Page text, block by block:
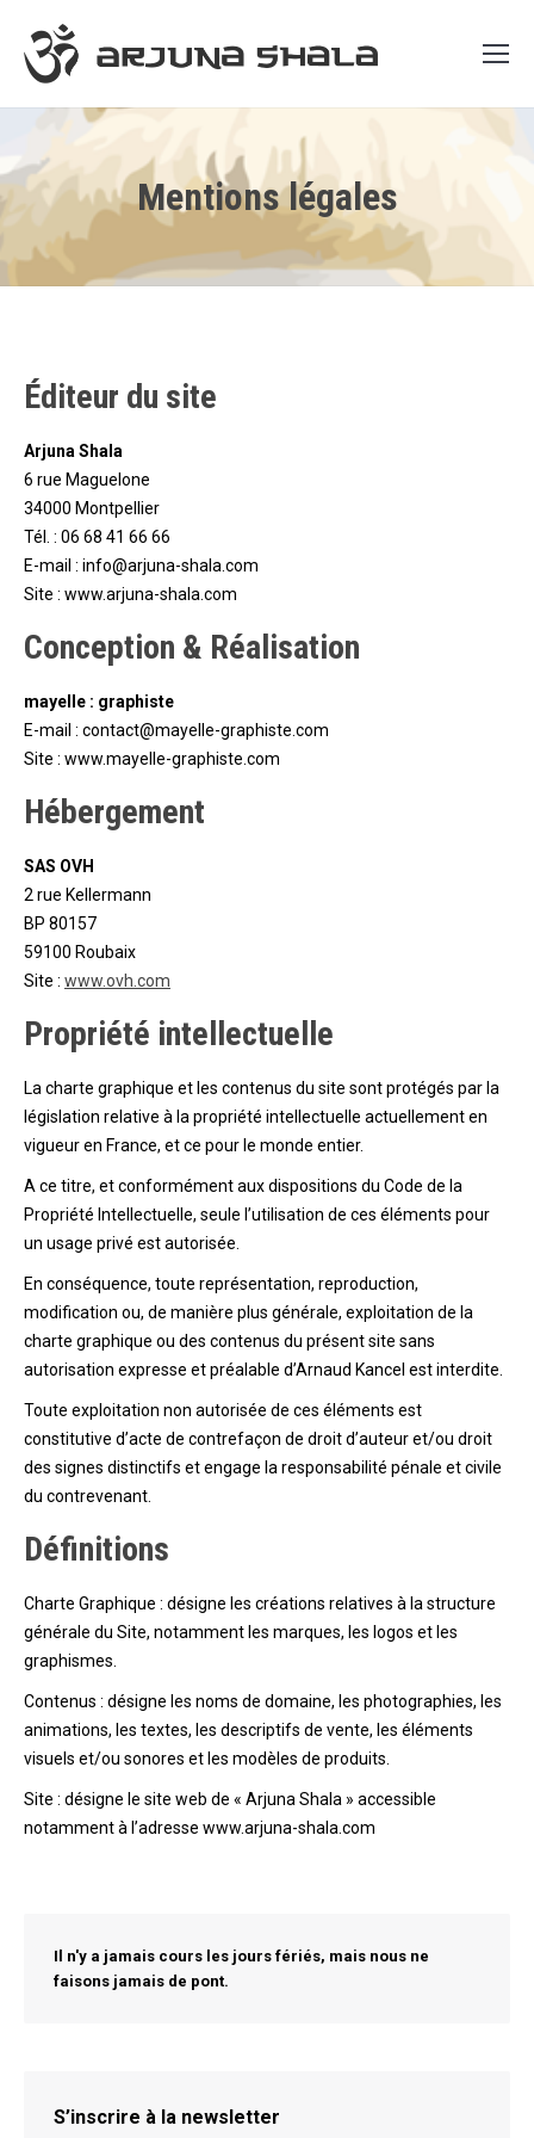
Mentions légales
Éditeur du site
Arjuna Shala
6 rue Maguelone
34000 Montpellier
Tél. : 06 68 41 66 66
E-mail : info@arjuna-shala.com
Site : www.arjuna-shala.com
Conception & Réalisation
mayelle : graphiste
E-mail : contact@mayelle-graphiste.com
Site : www.mayelle-graphiste.com
Hébergement
SAS OVH
2 rue Kellermann
BP 80157
59100 Roubaix
Site : www.ovh .com
Propriété intellectuelle
La charte graphique et les contenus du site sont protégés par la
législation relative à la propriété intellectuelle actuellement en
vigueur en France, et ce pour le monde entier.
A ce titre, et conformément aux dispositions du Code de la
Propriété Intellectuelle, seule l’utilisation de ces éléments pour
un usage privé est autorisée.
En conséquence, toute représentation, reproduction,
modification ou, de manière plus générale, exploitation de la
charte graphique ou des contenus du présent site sans
autorisation expresse et préalable d’Arnaud Kancel est interdite.
Toute exploitation non autorisée de ces éléments est
constitutive d’acte de contrefaçon de droit d’auteur et/ou droit
des signes distinctifs et engage la responsabilité pénale et civile
du contrevenant.
Définitions
Charte Graphique : désigne les créations relatives à la structure
générale du Site, notamment les marques, les logos et les
graphismes.
Contenus : désigne les noms de domaine, les photographies, les
animations, les textes, les descriptifs de vente, les éléments
visuels et/ou sonores et les modèles de produits.
Site : désigne le site web de « Arjuna Shala » accessible
notamment à l’adresse www.arjuna-shala.com
Il n'y a jamais cours les jours fériés, mais nous ne
faisons jamais de pont.
S’inscrire à la newsletter